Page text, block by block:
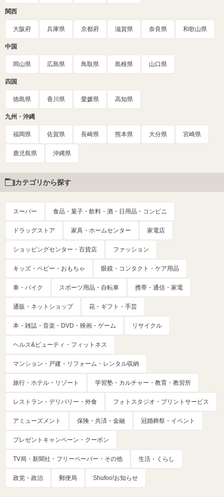
関西
大阪府 兵庫県 京都府 滋賀県 奈良県 和歌山県
中国
岡山県 広島県 鳥取県 島根県 山口県
四国
徳島県 香川県 愛媛県 高知県
九州・沖縄
福岡県 佐賀県 長崎県 熊本県 大分県 宮崎県
鹿児島県 沖縄県
カテゴリから探す
スーパー 食品・菓子・飲料・酒・日用品・コンビニ
ドラッグストア 家具・ホームセンター 家電店
ショッピングセンター・百貨店 ファッション
キッズ・ベビー・おもちゃ 眼鏡・コンタクト・ケア用品
車・バイク スポーツ用品・自転車 携帯・通信・家電
通販・ネットショップ 花・ギフト・手芸
本・雑誌・音楽・DVD・映画・ゲーム リサイクル
ヘルス&ビューティ・フィットネス
マンション・戸建・リフォーム・レンタル収納
旅行・ホテル・リゾート 学習塾・カルチャー・教育・教習所
レストラン・デリバリー・外食 フォトスタジオ・プリントサービス
アミューズメント 保険・共済・金融 冠婚葬祭・イベント
プレゼントキャンペーン・クーポン
TV局・新聞社・フリーペーパー・その他 生活・くらし
政党・政治 郵便局 Shufoo!お知らせ